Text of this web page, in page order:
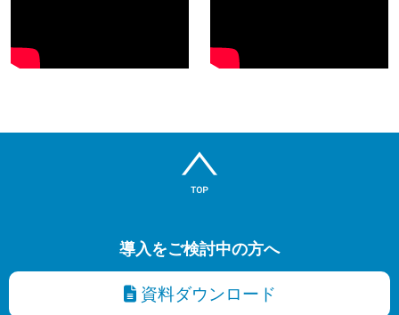
導入をご検討中の方へ
資料ダウンロード